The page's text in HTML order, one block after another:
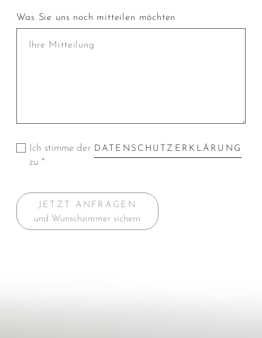
Was Sie uns noch mitteilen möchten
Ich stimme der DATENSCHUTZERKLÄRUNG
zu *
JETZT ANFRAGEN
und Wunschzimmer sichern